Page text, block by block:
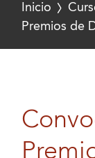
Inicio
Premios de